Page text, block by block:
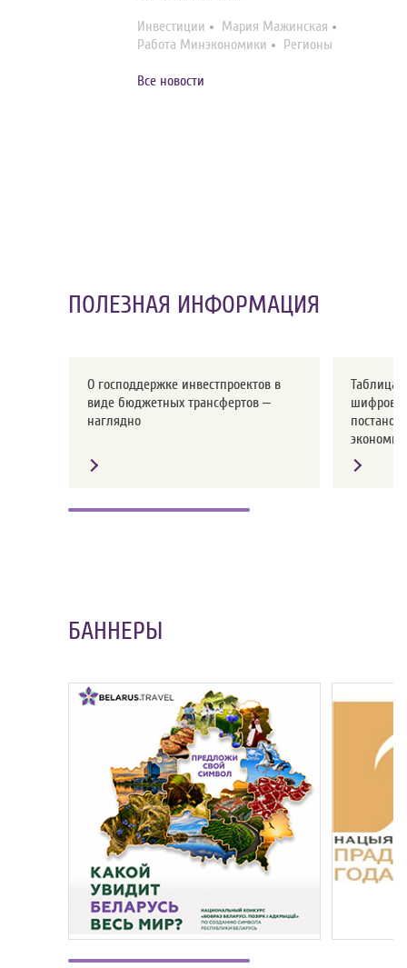
Инвестиции
Мария Мажинская
Работа Минэкономики
Регионы
Все новости
ПОЛЕЗНАЯ ИНФОРМАЦИЯ
О господдержке инвестпроектов в
виде бюджетных трансфертов –
наглядно
Таблица
шифров
БАННЕРЫ